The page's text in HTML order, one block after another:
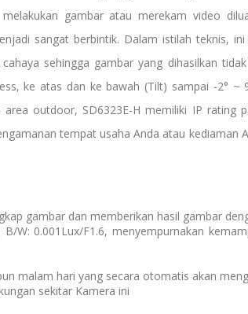
gambar atau merekam video
sangat berbintik. Dalam istilah teknis,
sehingga gambar yang dihasilkan
ke atas dan ke bawah (Tilt) sampai -2°
outdoor, SD6323E-H memiliki IP rating
tempat usaha Anda atau kediaman
gambar dan memberikan hasil gambar
W: 0.001Lux/F1.6, menyempurnakan
malam hari yang secara otomatis akan
sekitar Kamera ini